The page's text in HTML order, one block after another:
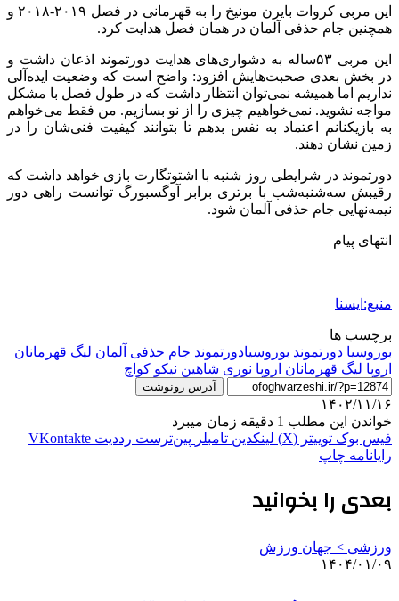
این مربی کروات بایرن مونیخ را به قهرمانی در فصل ۲۰۱۹-۲۰۱۸ و
همچنین جام حذفی آلمان در همان فصل هدایت کرد.
این مربی ۵۳ساله به دشواری‌های هدایت دورتموند اذعان داشت و
در بخش بعدی صحبت‌هایش افزود: واضح است که وضعیت ایده‌آلی
نداریم اما همیشه نمی‌توان انتظار داشت که در طول فصل با مشکل
مواجه نشوید. نمی‌خواهیم چیزی را از نو بسازیم. من فقط می‌خواهم
به بازیکنانم اعتماد به نفس بدهم تا بتوانند کیفیت فنی‌شان را در
زمین نشان دهند.
دورتموند در شرایطی روز شنبه با اشتوتگارت بازی خواهد داشت که
رقیبش سه‌شنبه‌شب با برتری برابر آوگسبورگ توانست راهی دور
نیمه‌نهایی جام حذفی آلمان شود.
انتهای پیام
منبع:ایسنا
برچسب ها
بوروسیا دورتموند بوروسیادورتموند جام حذفی آلمان ليگ قهرمانان
اروپا لیگ قهرمانان اروپا نوری شاهین نیکو کواچ
آدرس رونوشت
۱۴۰۲/۱۱/۱۶
خواندن این مطلب 1 دقیقه زمان میبرد
فیس بوک توییتر (X) لینکدین ‫تامبلر ‫پین‌ترست ‫رددیت ‫VKontakte
رایانامه چاپ
بعدی را بخوانید
ورزشی > جهان ورزش
۱۴۰۴/۰۱/۰۹